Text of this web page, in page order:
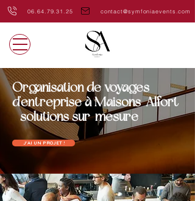
06.64.79.31.25 contact@symfoniaevents.com
Organisation de voyages
d'entreprise à Maisons-Alfort
- solutions sur-mesure
J'AI UN PROJET !